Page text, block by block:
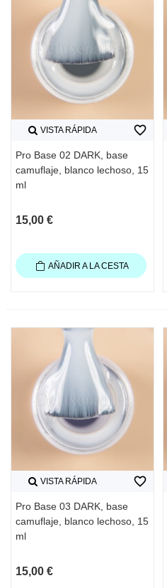
VISTA RÁPIDA
Pro Base 02 DARK, base
camuflaje, blanco lechoso, 15
ml
15,00 €
favorite_border
AÑADIR A LA CESTA
VISTA RÁPIDA
Pro Base 03 DARK, base
camuflaje, blanco lechoso, 15
ml
15,00 €
favorite_border